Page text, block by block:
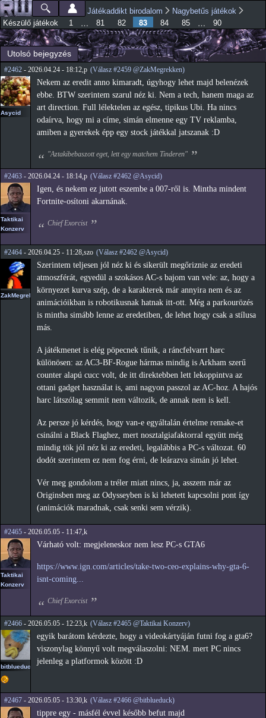
Ugrás a
tartalomra
Főmenü
Jelenlegi hely
Játékaddikt birodalom
Nagybetűs játékok
Készülő játékok
1 … 81 82 83 84 85 … 90
Utolsó bejegyzés
#2462 - 2026.04.24 - 18:12,p (Válasz #2459 @ZakMegrekken)
Asycid
Nekem az eredit anno kimaradt, úgyhogy lehet majd belenézek
ebbe. BTW szerintem szarul néz ki. Nem a tech, hanem maga az
art direction. Full lélektelen az egész, tipikus Ubi. Ha nincs
odaírva, hogy mi a címe, simán elmenne egy TV reklamba,
amiben a gyerekek épp egy stock játékkal jatszanak :D
"Aztakibebaszott eget, lett egy matchem Tinderen"
#2463 - 2026.04.24 - 18:14,p (Válasz #2462 @Asycid)
Taktikai
Konzerv
Igen, és nekem ez jutott eszembe a 007-ről is. Mintha mindent
Fortnite-osítoni akarnának.
Chief Exorcist
#2464 - 2026.04.25 - 11:28,szo (Válasz #2462 @Asycid)
ZakMegrekken
Szerintem teljesen jól néz ki és sikerült megőriznie az eredeti
atmoszférát, egyedül a szokásos AC-s bajom van vele: az, hogy a
környezet kurva szép, de a karakterek már annyira nem és az
animációikban is robotikusnak hatnak itt-ott. Még a parkourözés
is mintha simább lenne az eredetiben, de lehet hogy csak a stílusa
más.
A játékmenet is elég pöpecnek tűnik, a ráncfelvarrt harc
különösen: az AC3-BF-Rogue hármas mindig is Arkham szerű
counter alapú cucc volt, de itt direktebben lett lekoppintva az
ottani gadget használat is, ami nagyon passzol az AC-hoz. A hajós
harc látszólag semmit nem változik, de annak nem is kell.
Az persze jó kérdés, hogy van-e egyáltalán értelme remake-et
csinálni a Black Flaghez, mert nosztalgiafaktorral együtt még
mindig tök jól néz ki az eredeti, legalábbis a PC-s változat. 60
dodót szerintem ez nem fog érni, de leárazva simán jó lehet.
Vér meg gondolom a tréler miatt nincs, ja, asszem már az
Originsben meg az Odysseyben is ki lehetett kapcsolni pont így
(animációk maradnak, csak senki sem vérzik).
#2465 - 2026.05.05 - 11:47,k
Taktikai
Konzerv
Várható volt: megjeleneskor nem lesz PC-s GTA6
https://www.ign.com/articles/take-two-ceo-explains-why-gta-6-
isnt-coming...
Chief Exorcist
#2466 - 2026.05.05 - 12:23,k (Válasz #2465 @Taktikai Konzerv)
bitblueduck
egyik barátom kérdezte, hogy a videokártyáján futni fog a gta6?
viszonylag könnyű volt megválaszolni: NEM. mert PC nincs
jelenleg a platformok között :D
#2467 - 2026.05.05 - 13:30,k (Válasz #2466 @bitblueduck)
tippre egy - másfél évvel később befut majd